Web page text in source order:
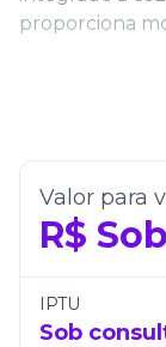
proporciona
um ambiente
Além disso, o
uma das
Residencial
quem busca
Valor para
R$
IPTU
Sob